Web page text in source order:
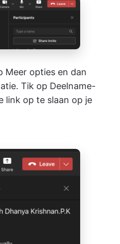
Meer opties en dan
Tik op Deelname-
link op te slaan op je